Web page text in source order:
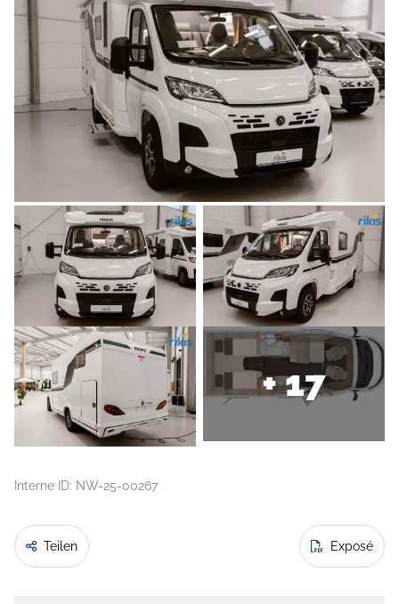
+ 17
Interne ID: NW-25-00267
Teilen Exposé